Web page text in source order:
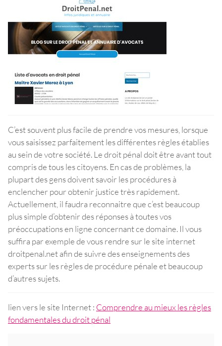
C’est souvent plus facile de prendre vos mesures, lorsque
vous saisissez parfaitement les différentes règles établies
au sein de votre société. Le droit pénal doit être avant tout
compris de tous les citoyens. En cas de problèmes, la
plupart des gens doivent savoir les procédures à
enclencher pour obtenir justice très rapidement.
Actuellement, il faudra reconnaitre que c’est beaucoup
plus simple d’obtenir des réponses à toutes vos
préoccupations en ligne concernant ce domaine. Il vous
suffira par exemple de vous rendre sur le site internet
droitpenal.net afin de suivre des enseignements des
experts sur les règles de procédure pénale et beaucoup
d’autres sujets.
lien vers le site Internet : Comprendre au mieux les règles
fondamentales du droit pénal